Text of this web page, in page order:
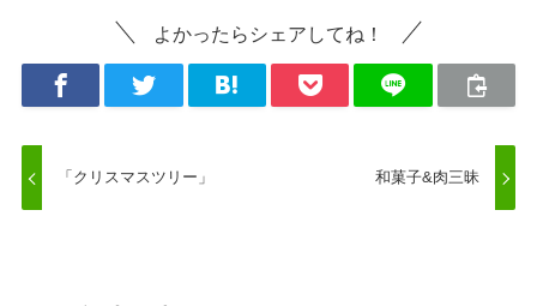
よかったらシェアしてね！
「クリスマスツリー」 和菓子&肉三昧